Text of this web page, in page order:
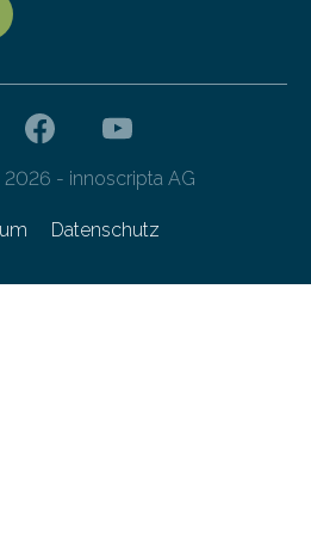
- innoscripta AG
Datenschutz